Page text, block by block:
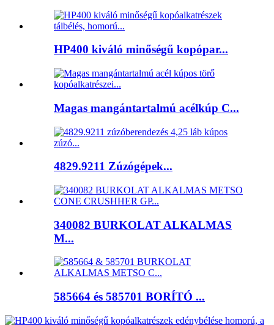
HP400 kiváló minőségű kopópar...
Magas mangántartalmú acélkúp C...
4829.9211 Zúzógépek...
340082 BURKOLAT ALKALMAS
M...
585664 és 585701 BORÍTÓ ...